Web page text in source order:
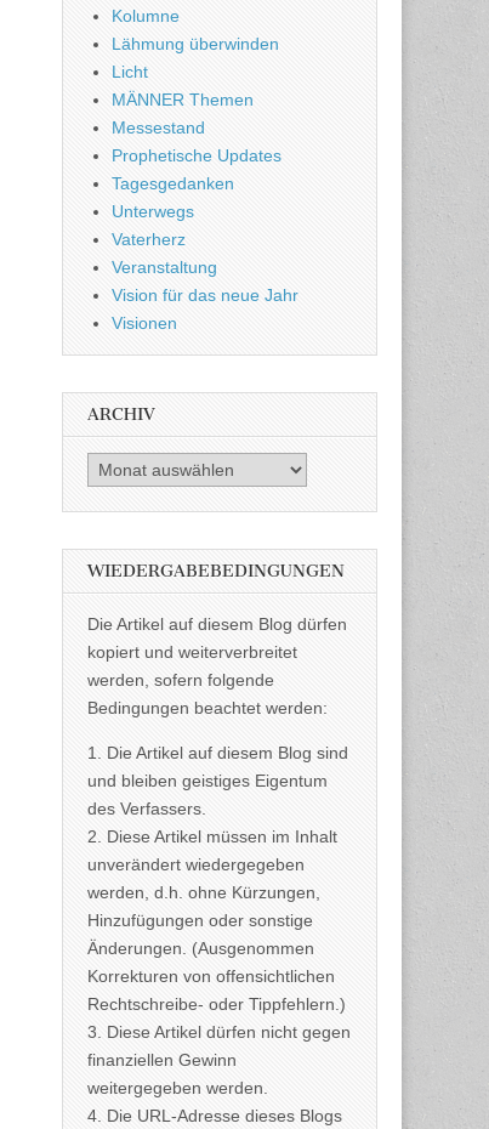
Kolumne
Lähmung überwinden
Licht
MÄNNER Themen
Messestand
Prophetische Updates
Tagesgedanken
Unterwegs
Vaterherz
Veranstaltung
Vision für das neue Jahr
Visionen
ARCHIV
Archiv
WIEDERGABEBEDINGUNGEN
Die Artikel auf diesem Blog dürfen
kopiert und weiterverbreitet
werden, sofern folgende
Bedingungen beachtet werden:
1. Die Artikel auf diesem Blog sind
und bleiben geistiges Eigentum
des Verfassers.
2. Diese Artikel müssen im Inhalt
unverändert wiedergegeben
werden, d.h. ohne Kürzungen,
Hinzufügungen oder sonstige
Änderungen. (Ausgenommen
Korrekturen von offensichtlichen
Rechtschreibe- oder Tippfehlern.)
3. Diese Artikel dürfen nicht gegen
finanziellen Gewinn
weitergegeben werden.
4. Die URL-Adresse dieses Blogs